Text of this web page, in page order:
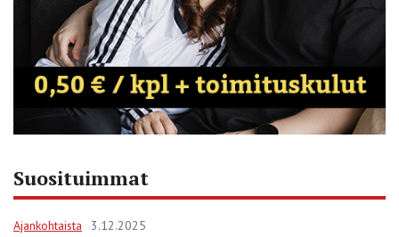
Suosituimmat
Ajankohtaista 3.12.2025